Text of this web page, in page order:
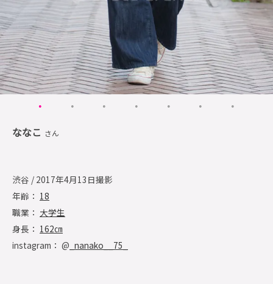
ななこ さん
渋谷 / 2017年4月13日撮影
年齢： 18
職業： 大学生
身長： 162㎝
instagram： @ _nanako__75_